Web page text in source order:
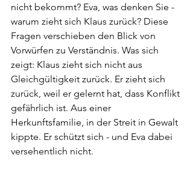
nicht bekommt? Eva, was denken Sie -
warum zieht sich Klaus zurück? Diese
Fragen verschieben den Blick von
Vorwürfen zu Verständnis. Was sich
zeigt: Klaus zieht sich nicht aus
Gleichgültigkeit zurück. Er zieht sich
zurück, weil er gelernt hat, dass Konflikt
gefährlich ist. Aus einer
Herkunftsfamilie, in der Streit in Gewalt
kippte. Er schützt sich - und Eva dabei
versehentlich nicht.